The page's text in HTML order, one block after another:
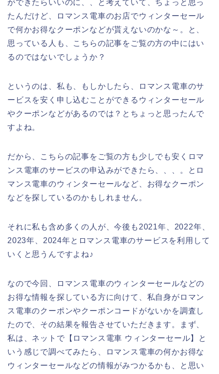
ができたらいいのに、、と考えていて、ちょっと思っ
たんだけど、ロマンス電車のお店でウィンターセール
で何かお得なクーポンなどが貰えないのかな～。と、
思っている人も、こちらの記事をご覧の方の中にはい
るのではないでしょうか？
というのは、私も、もしかしたら、ロマンス電車のサ
ービスを安く申し込むことができるウィンターセール
やクーポンなどがあるのでは？とちょっと思ったんで
すよね。
だから、こちらの記事をご覧の方も少しでも安くロマ
ンス電車のサービスの申込みができたら、、、。とロ
マンス電車のウィンターセールなど、お得なクーポン
などを探しているのかもしれません。
それに私も含め多くの人が、今後も2021年、2022年、
2023年、2024年とロマンス電車のサービスを利用して
いくと思うんですよね♪
なので今回、ロマンス電車のウィンターセールなどの
お得な情報を探している方に向けて、私自身がロマン
ス電車のクーポンやクーポンコードがないかを調査し
たので、その結果を報告させていただきます。まず、
私は、ネットで【ロマンス電車 ウィンターセール】と
いう感じで調べてみたら、ロマンス電車の何かお得な
ウィンターセールなどの情報がみつかるかも、と思い